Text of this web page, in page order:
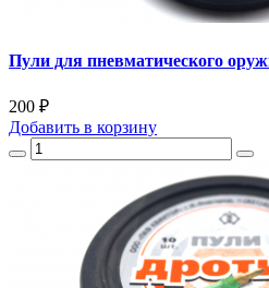
Пули для пневматического
200 ₽
Добавить в корзину